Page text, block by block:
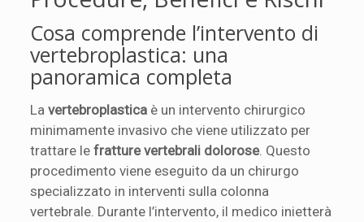
Cosa comprende l’intervento di
vertebroplastica: una
panoramica completa
Lavertebroplastica è un intervento chirurgico
minimamente invasivo che viene utilizzato per
trattare lefratture vertebrali dolorose. Questo
procedimento viene eseguito da un chirurgo
specializzato in interventi sulla colonna
vertebrale. Durante l’intervento, il medico inietterà